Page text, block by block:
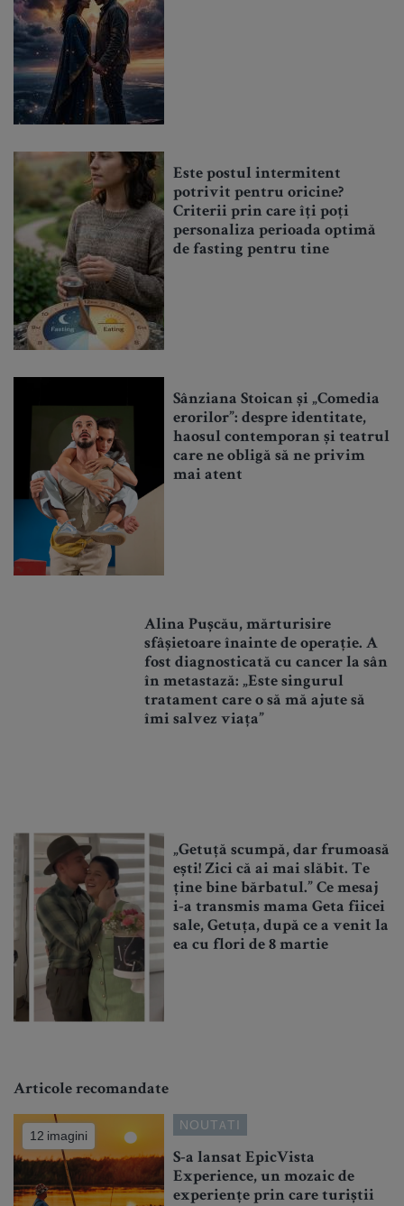
Este postul intermitent
potrivit pentru oricine?
Criterii prin care îți poți
personaliza perioada optimă
de fasting pentru tine
Sânziana Stoican și „Comedia
erorilor”: despre identitate,
haosul contemporan și teatrul
care ne obligă să ne privim
mai atent
Alina Pușcău, mărturisire
sfâșietoare înainte de operație. A
fost diagnosticată cu cancer la sân
în metastază: „Este singurul
tratament care o să mă ajute să
îmi salvez viața”
„Getuță scumpă, dar frumoasă
ești! Zici că ai mai slăbit. Te
ține bine bărbatul.” Ce mesaj
i-a transmis mama Geta fiicei
sale, Getuța, după ce a venit la
ea cu flori de 8 martie
Articole recomandate
12 imagini
NOUTATI
S-a lansat EpicVista
Experience, un mozaic de
experiențe prin care turiștii